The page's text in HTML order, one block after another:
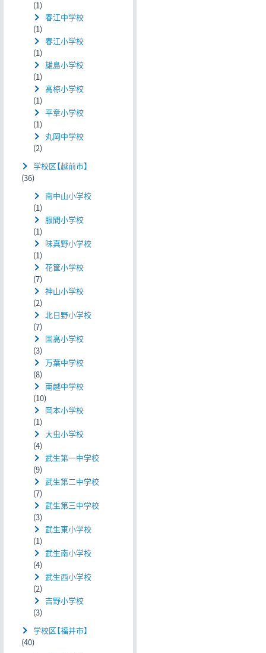
(1)
春江中学校
(1)
春江小学校
(1)
雄島小学校
(1)
高椋小学校
(1)
平章小学校
(1)
丸岡中学校
(2)
学校区【越前市】
(36)
南中山小学校
(1)
服間小学校
(1)
味真野小学校
(1)
花筐小学校
(7)
神山小学校
(2)
北日野小学校
(7)
国高小学校
(3)
万葉中学校
(8)
南越中学校
(10)
岡本小学校
(1)
大虫小学校
(4)
武生第一中学校
(9)
武生第二中学校
(7)
武生第三中学校
(3)
武生東小学校
(1)
武生南小学校
(4)
武生西小学校
(2)
吉野小学校
(3)
学校区【福井市】
(40)